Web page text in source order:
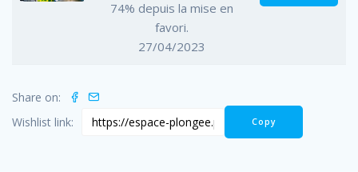
74% depuis la mise en
favori.
27/04/2023
Share on:
Wishlist link:
Copy